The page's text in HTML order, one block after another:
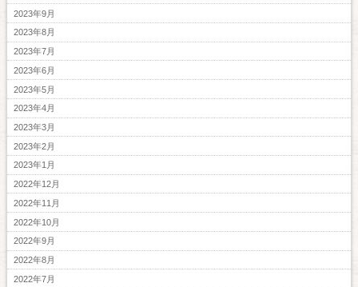
2023年9月
2023年8月
2023年7月
2023年6月
2023年5月
2023年4月
2023年3月
2023年2月
2023年1月
2022年12月
2022年11月
2022年10月
2022年9月
2022年8月
2022年7月